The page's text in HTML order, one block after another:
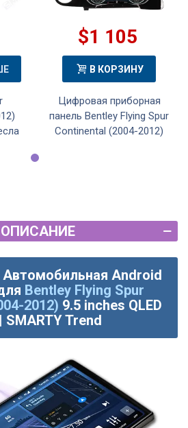
$1 105
В КОРЗИНУ
Цифровая приборная
панель Bentley Flying Spur
Continental (2004-2012)
ОПИСАНИЕ
Android
Bentley Flying Spur
2012) 9.5 inches QLED
SMARTY Trend